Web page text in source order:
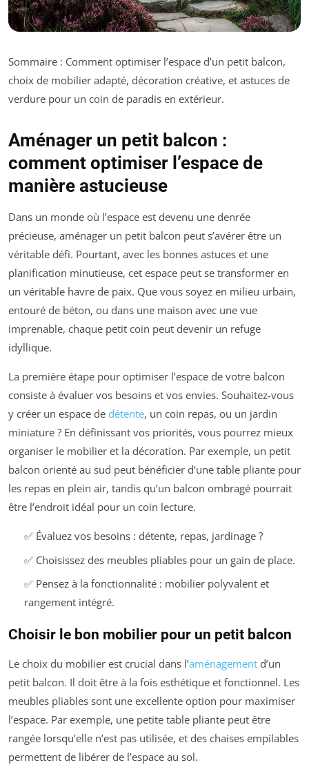
Sommaire : Comment optimiser l’espace d’un petit balcon,
choix de mobilier adapté, décoration créative, et astuces de
verdure pour un coin de paradis en extérieur.
Aménager un petit balcon :
comment optimiser l’espace de
manière astucieuse
Dans un monde où l’espace est devenu une denrée
précieuse, aménager un petit balcon peut s’avérer être un
véritable défi. Pourtant, avec les bonnes astuces et une
planification minutieuse, cet espace peut se transformer en
un véritable havre de paix. Que vous soyez en milieu urbain,
entouré de béton, ou dans une maison avec une vue
imprenable, chaque petit coin peut devenir un refuge
idyllique.
La première étape pour optimiser l’espace de votre balcon
consiste à évaluer vos besoins et vos envies. Souhaitez-vous
y créer un espace de détente, un coin repas, ou un jardin
miniature ? En définissant vos priorités, vous pourrez mieux
organiser le mobilier et la décoration. Par exemple, un petit
balcon orienté au sud peut bénéficier d’une table pliante pour
les repas en plein air, tandis qu’un balcon ombragé pourrait
être l’endroit idéal pour un coin lecture.
✅ Évaluez vos besoins : détente, repas, jardinage ?
✅ Choisissez des meubles pliables pour un gain de place.
✅ Pensez à la fonctionnalité : mobilier polyvalent et
rangement intégré.
Choisir le bon mobilier pour un petit balcon
Le choix du mobilier est crucial dans l’aménagement d’un
petit balcon. Il doit être à la fois esthétique et fonctionnel. Les
meubles pliables sont une excellente option pour maximiser
l’espace. Par exemple, une petite table pliante peut être
rangée lorsqu’elle n’est pas utilisée, et des chaises empilables
permettent de libérer de l’espace au sol.